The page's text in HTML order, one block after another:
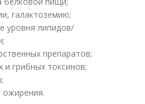
галактоземию;
уровня липидов/
препаратов;
и грибных токсинов;
ожирения.